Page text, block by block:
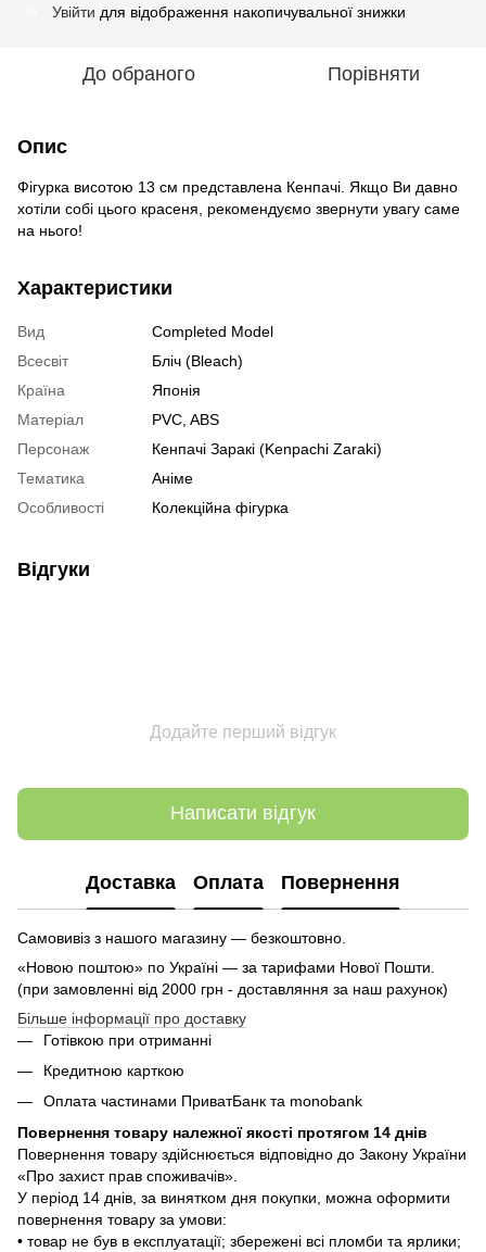
Увійти для відображення накопичувальної знижки
До обраного Порівняти
Опис
Фігурка висотою 13 см представлена Кенпачі. Якщо Ви давно
хотіли собі цього красеня, рекомендуємо звернути увагу саме
на нього!
Характеристики
Вид
Completed Model
Всесвіт
Бліч (Bleach)
Країна
Японія
Матеріал
PVC, ABS
Персонаж
Кенпачі Заракі (Kenpachi Zaraki)
Тематика
Аніме
Особливості
Колекційна фігурка
Відгуки
Додайте перший відгук
Написати відгук
Доставка Оплата Повернення
Самовивіз з нашого магазину — безкоштовно.
«Новою поштою» по Україні — за тарифами Нової Пошти.
(при замовленні від 2000 грн - доставляння за наш рахунок)
Більше інформації про доставку
Готівкою при отриманні
Кредитною карткою
Оплата частинами ПриватБанк та monobank
Повернення товару належної якості протягом 14 днів
Повернення товару здійснюється відповідно до Закону України
«Про захист прав споживачів».
У період 14 днів, за винятком дня покупки, можна оформити
повернення товару за умови:
• товар не був в експлуатації; збережені всі пломби та ярлики;